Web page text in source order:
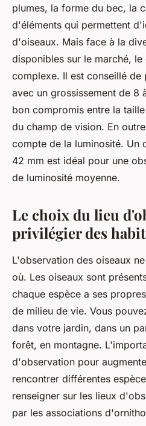
plumes, la forme du bec, la
d'éléments qui permettent
d'oiseaux. Mais face à la
disponibles sur le marché,
complexe. Il est conseillé de
avec un grossissement de 8
bon compromis entre la
du champ de vision. En
compte de la luminosité. Un
42 mm est idéal pour une
de luminosité moyenne.
Le choix du lieu
privilégier des
L'observation des oiseaux
où. Les oiseaux sont
chaque espèce a ses
de milieu de vie. Vous
dans votre jardin, dans un
forêt, en montagne.
d'observation pour
rencontrer différentes
renseigner sur les lieux
par les associations